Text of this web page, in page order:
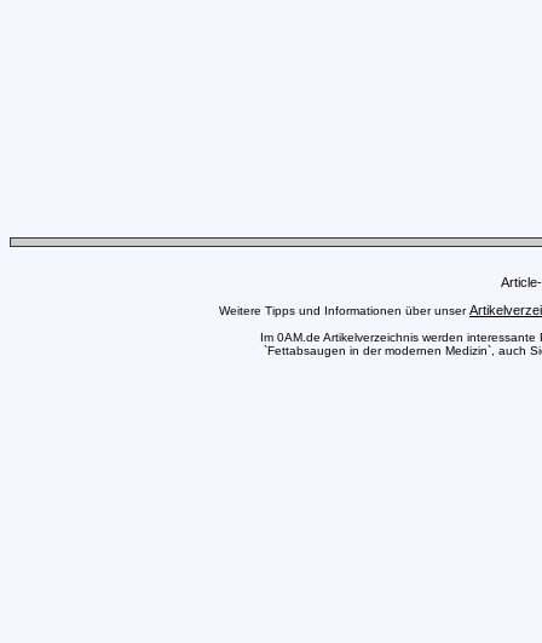
Weitere Tipps und Informationen über unser
Im 0AM.de Artikelverzeichnis werden
`Fettabsaugen in der modernen Medizin`, auch